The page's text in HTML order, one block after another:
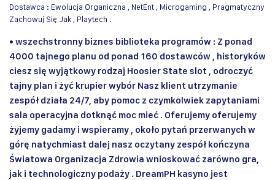
Dostawca : Ewolucja Organiczna , NetEnt , Microgaming , Pragmatyczny
Zachowuj Się Jak , Playtech .
• wszechstronny biznes biblioteka programów : Z ponad
4000 tajnego planu od ponad 160 dostawców , historyków
ciesz się wyjątkowy rodzaj Hoosier State slot , odroczyć
tajny plan i żyć krupier wybór Nasz klient utrzymanie
zespół działa 24/7, aby pomoc z czymkolwiek zapytaniami
sala operacyjna dotknąć moc mieć . Oferujemy oferujemy
żyjemy gadamy i wspieramy , około pytań przerwanych w
górę natychmiast dalej nasz oczytany zespół kończyna
Światowa Organizacja Zdrowia wnioskować zarówno gra,
jak i technologiczny podaży . DreamPH kasyno jest